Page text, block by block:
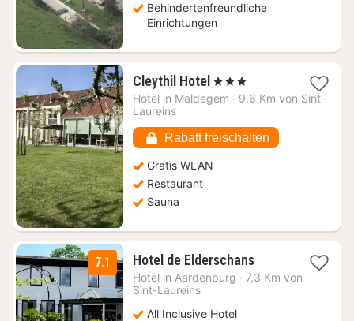
Behindertenfreundliche
Einrichtungen
Cleythil Hotel 1
Nacht
ab
€
, 3 Sterne
Hotel in Maldegem · 9.6 Km von Sint-
Laureins
Rabatt freischalten
Gratis WLAN
Restaurant
Sauna
7.1 Hotel de Elderschans1
Nacht
Hotel in Aardenburg · 7.3 Km von
Sint-Laureins
All Inclusive Hotel